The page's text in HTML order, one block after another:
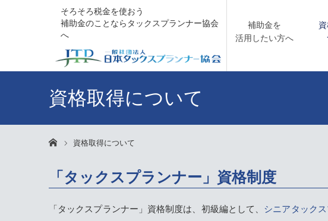
そろそろ税金を使おう
補助金のことならタックスプランナー協会
へ
補助金を
活用したい方へ
資格取得について
資格取得について
「タックスプランナー」資格制度
「タックスプランナー」資格制度は、初級編として、 シニアタック